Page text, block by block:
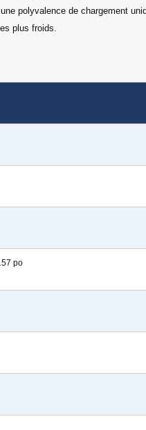
polyvalence de chargement
plus froids.
po